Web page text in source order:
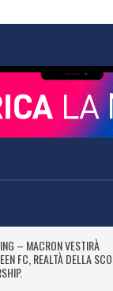
– MACRON VESTIRÀ
FC, REALTÀ DELLA